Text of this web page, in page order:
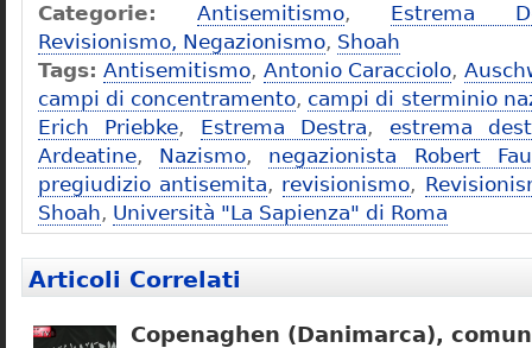
Categorie: Antisemitismo, Estrema
Revisionismo, Negazionismo, Shoah
Tags: Antisemitismo, Antonio Caracciolo,
campi di concentramento, campi di sterminio
Erich Priebke, Estrema Destra, estrema
Ardeatine, Nazismo, negazionista Robert
pregiudizio antisemita, revisionismo,
Shoah, Università "La Sapienza" di Roma
Articoli Correlati
Copenaghen (Danimarca),